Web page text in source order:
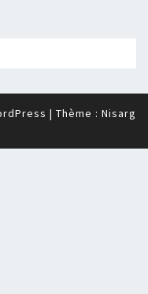
| Thème : Nisarg